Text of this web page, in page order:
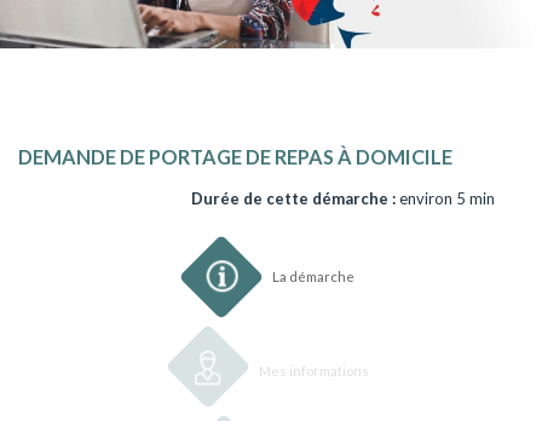
DEMANDE DE PORTAGE DE REPAS À DOMICILE
Durée de cette démarche :environ 5 min
1 La démarche
2 Mes informations